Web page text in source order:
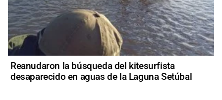
Reanudaron la búsqueda del kitesurfista
desaparecido en aguas de la Laguna Setúbal